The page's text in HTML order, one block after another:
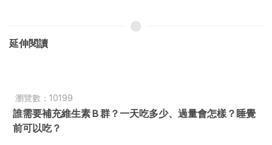
延伸閱讀
瀏覽數：10199
誰需要補充維生素 B 群？一天吃多少、過量會怎樣？睡覺
前可以吃？